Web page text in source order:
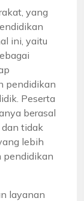
yang
ini, yaitu
pendidikan
Peserta
berasal
tidak
lebih
pendidikan
layanan